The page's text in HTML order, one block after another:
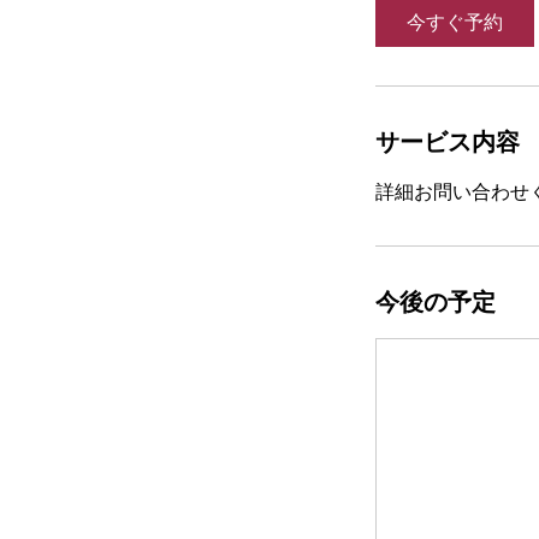
今すぐ予約
サービス内容
詳細お問い合わせ
今後の予定